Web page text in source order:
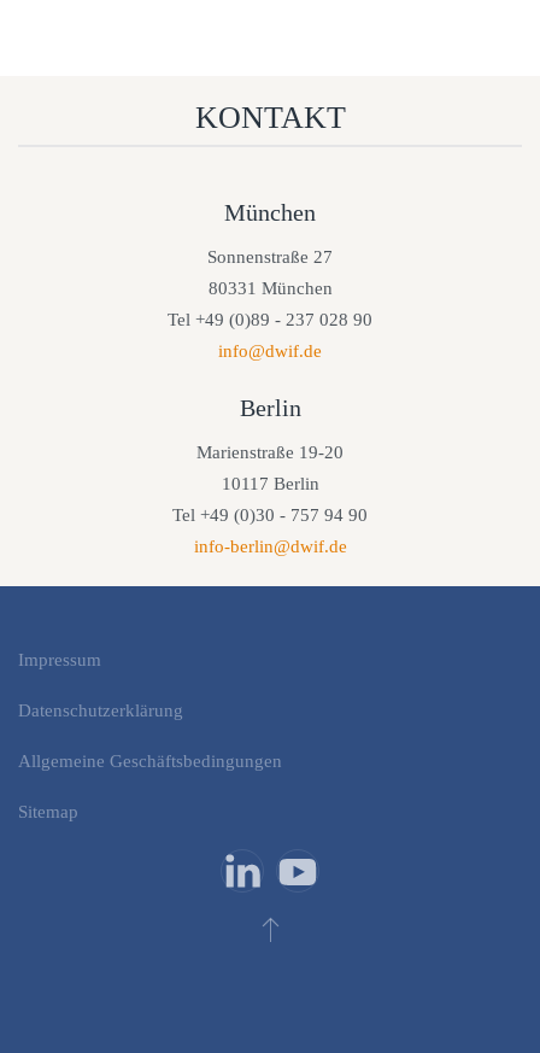
KONTAKT
München
Sonnenstraße 27
80331 München
Tel +49 (0)89 - 237 028 90
info@dwif.de
Berlin
Marienstraße 19-20
10117 Berlin
Tel +49 (0)30 - 757 94 90
info-berlin@dwif.de
Impressum
Datenschutzerklärung
Allgemeine Geschäftsbedingungen
Sitemap